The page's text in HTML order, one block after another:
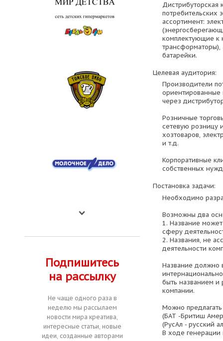
Подпишитесь
на рассылку
Не чаще одного раза в
неделю мы рассылаем
новости мира креатива,
интересные статьи, новые
идеи, созданные авторами
Дистрибуторская
потребительских
ассортимент:
комплектующие к
трансформаторы),
батарейки.
Целевая аудитория:
Производители
через
Розничные
сетевую розницу
хозтоваров,
и т.д.
Корпоративные
собственных
Постановка задачи:
Необходимо
Возможны два
1. Название
сферу
2. Названия, не
деятельности
Название должно
быть названием и
компании.
Можно
(БАТ -Бритиш
(РусАл - русский
В ходе генерации